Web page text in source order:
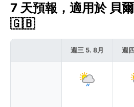
7 天預報，適用於 貝
🇬🇧
週三 5. 8月 週